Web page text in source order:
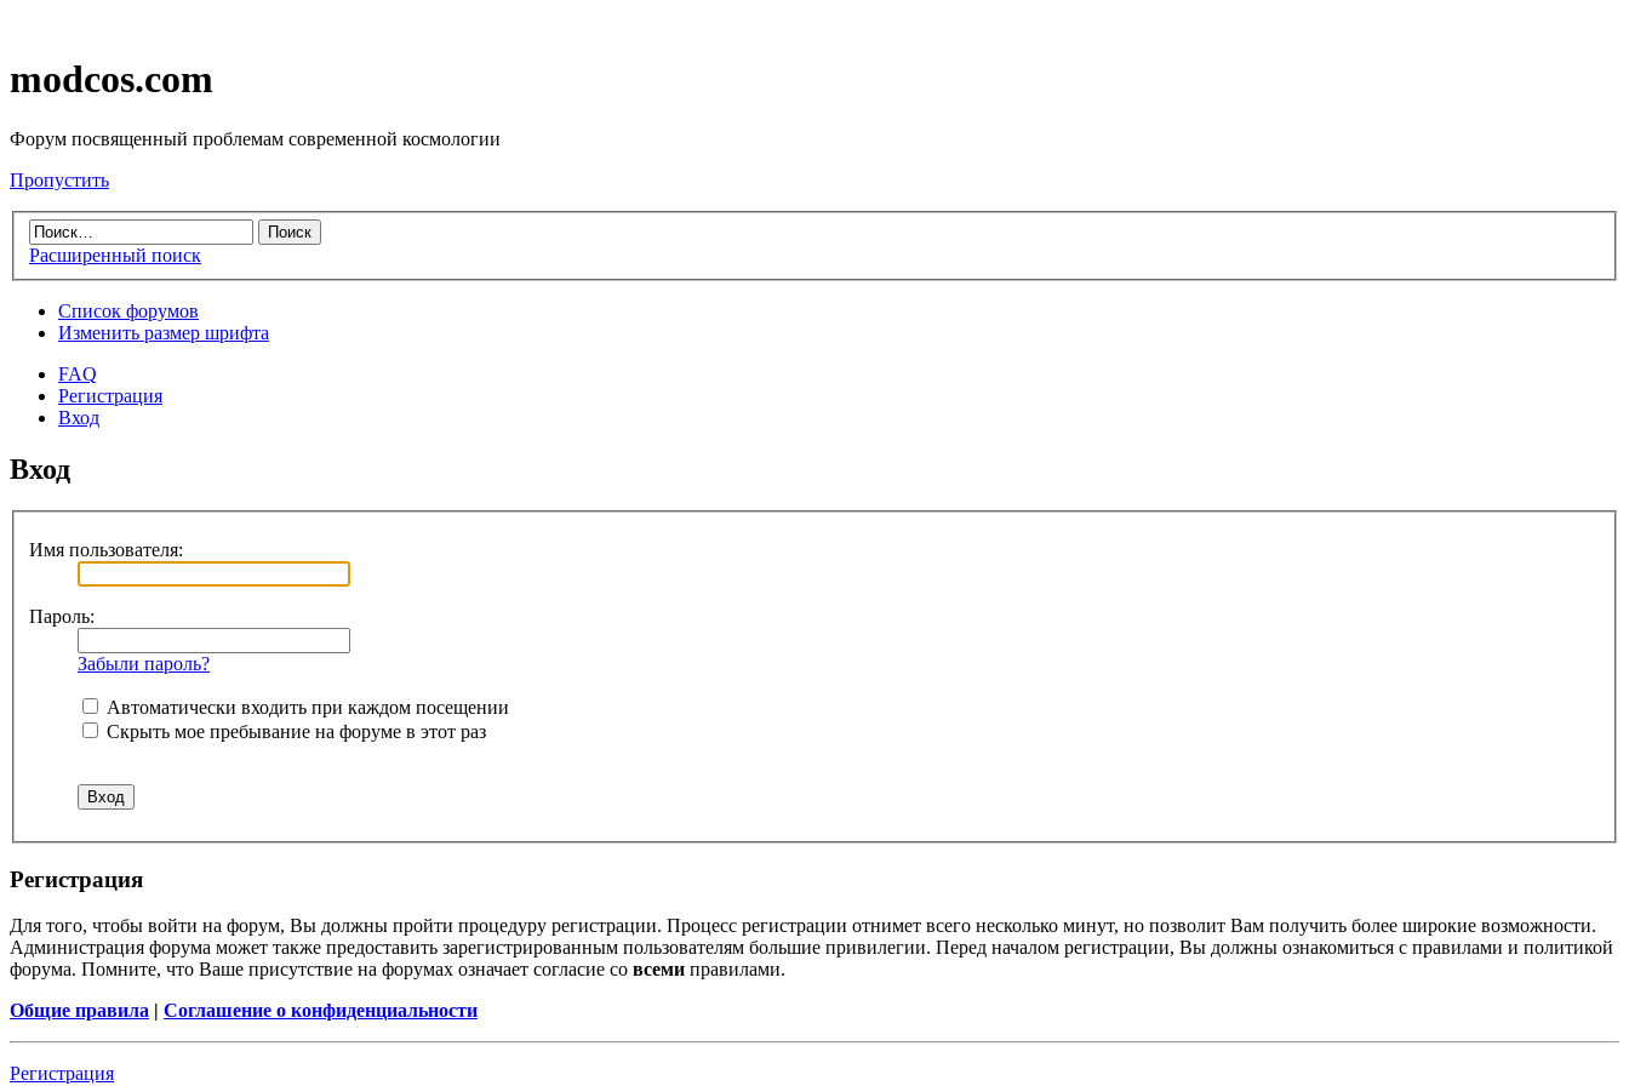
modcos.com
Форум посвященный проблемам современной космологии
Пропустить
Расширенный поиск
Список форумов
Изменить размер шрифта
FAQ
Регистрация
Вход
Вход
Имя пользователя:
Пароль:
Забыли пароль?
Автоматически входить при каждом посещении
Скрыть мое пребывание на форуме в этот раз
Регистрация
Для того, чтобы войти на форум, Вы должны пройти процедуру регистрации. Процесс регистрации отнимет всего несколько минут, но позволит Вам получить более широкие возможности.
Администрация форума может также предоставить зарегистрированным пользователям большие привилегии. Перед началом регистрации, Вы должны ознакомиться с правилами и политикой
форума. Помните, что Ваше присутствие на форумах означает согласие со всеми правилами.
Общие правила | Соглашение о конфиденциальности
Регистрация